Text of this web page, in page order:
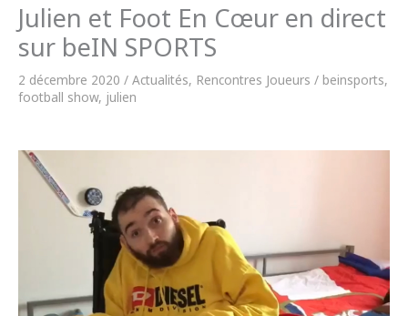
Julien et Foot En Cœur en direct
sur beIN SPORTS
2 décembre 2020 / Actualités, Rencontres Joueurs / beinsports,
football show, julien